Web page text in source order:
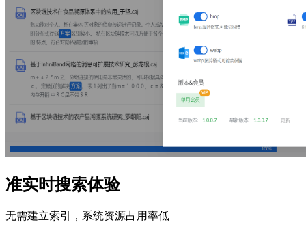
准实时搜索体验
无需建立索引，系统资源占用率低